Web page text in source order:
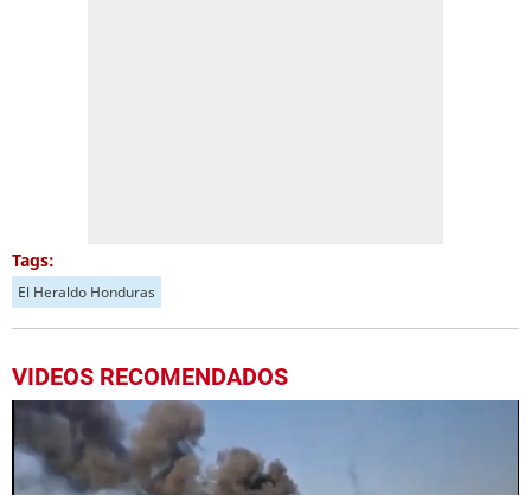
Tags:
El Heraldo Honduras
VIDEOS RECOMENDADOS